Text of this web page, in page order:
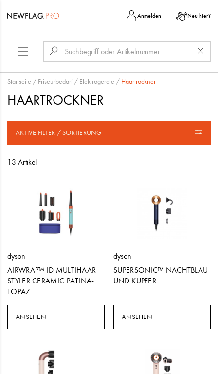
Anmelden Neu hier?
Startseite / Friseurbedarf / Elektrogeräte / Haartrockner
HAARTROCKNER
AKTIVE FILTER / SORTIERUNG
13 Artikel
dyson
AIRWRAP™ ID MULTIHAAR-
STYLER CERAMIC PATINA-
TOPAZ
ANSEHEN
dyson
SUPERSONIC™ NACHTBLAU
UND KUPFER
ANSEHEN